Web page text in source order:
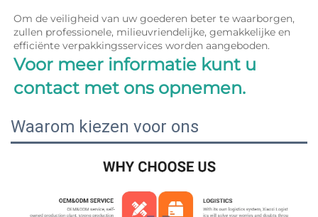
Om de veiligheid van uw goederen beter te waarborgen,
zullen professionele, milieuvriendelijke, gemakkelijke en
Voor meer informatie kunt u
contact met ons opnemen.
Waarom kiezen voor ons